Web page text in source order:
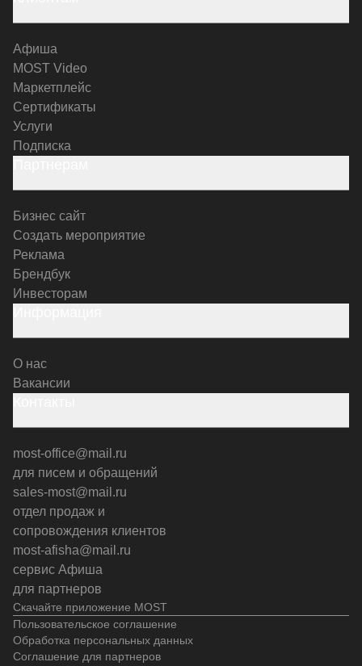
Скачайте приложение MOST
Афиша
MOST Video
Маркетплейс
Сертификаты
Услуги
Подписка
Бизнес сайт
Создать мероприятие
Реклама
Брендбук
Инвесторам
О нас
Вакансии
most-office@mail.ru
для писем и обращений
sales-most@mail.ru
отдел продаж и
сопровождения клиентов
most-afisha@mail.ru
сервис Афиша
для партнеров
Пользовательское соглашение
Обработка персональных данных
Соглашение для партнеров